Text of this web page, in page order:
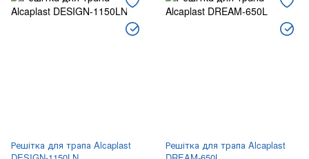
Решітка для трапа Alcaplast
Решітка для трапа Alcaplast